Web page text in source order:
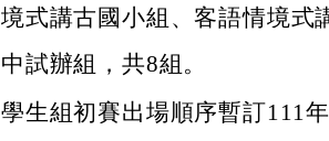
境式講古國小組、客語情境式
中試辦組，共8組。
學生組初賽出場順序暫訂111